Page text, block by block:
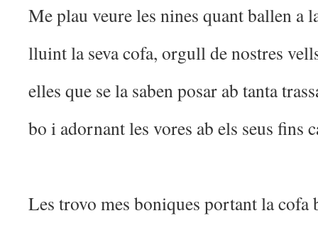
Me plau veure les nines quant ballen a
lluint la seva cofa, orgull de nostres
elles que se la saben posar ab tanta
bo i adornant les vores ab els seus fins
Les trovo mes boniques portant la cofa